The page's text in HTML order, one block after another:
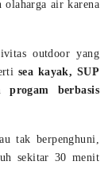
olaharga air karena
outdoor yang
sea kayak, SUP
progam berbasis
tak berpenghuni,
sekitar 30 menit